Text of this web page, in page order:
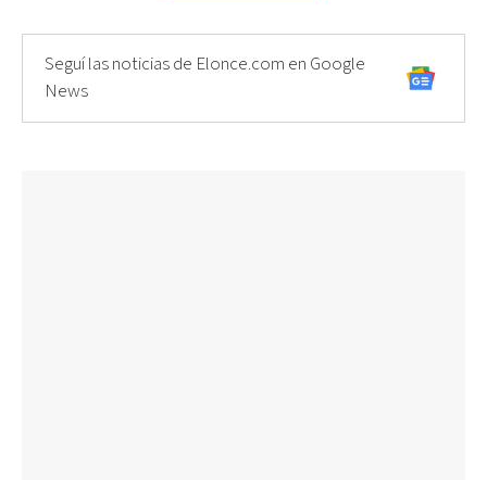
Seguí las noticias de Elonce.com en Google
News